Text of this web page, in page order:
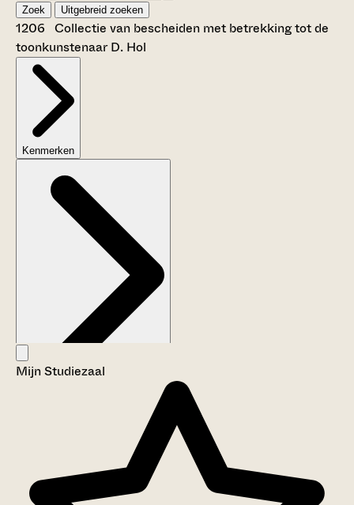
Zoek Uitgebreid zoeken
1206 Collectie van bescheiden met betrekking tot de
toonkunstenaar D. Hol
Kenmerken
Aanwijzingen voor de gebruiker
Inleiding
Mijn Studiezaal